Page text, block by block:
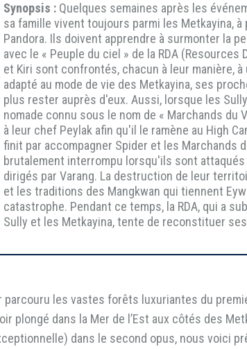
Synopsis : Quelques semaines après les
sa famille vivent toujours parmi les Metkayina,
Pandora. Ils doivent apprendre à surmonter la
avec le « Peuple du ciel » de la RDA
et Kiri sont confrontés, chacun à leur manière,
adapté au mode de vie des Metkayina, ses
plus rester auprès d'eux. Aussi, lorsque les
nomade connu sous le nom de « Marchands
à leur chef Peylak afin qu'il le ramène au High
finit par accompagner Spider et les Marchands
brutalement interrompu lorsqu'ils sont
dirigés par Varang. La destruction de leur
et les traditions des Mangkwan qui tiennent
catastrophe. Pendant ce temps, la RDA, qui a
Sully et les Metkayina, tente de reconstituer
les vastes forêts luxuriantes du
plongé dans la Mer de l’Est aux côtés des
dans le second opus, nous voici